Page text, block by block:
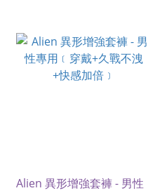
Alien 異形增強套褲 - 男性